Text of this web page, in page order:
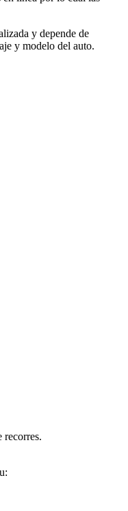
y depende de
y modelo del auto.
recorres.